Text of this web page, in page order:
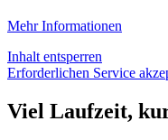
Mehr Informationen
Inhalt entsperren
Erforderlichen Service
Viel Laufzeit,